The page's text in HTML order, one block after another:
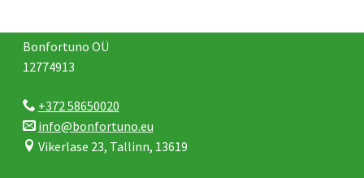
Bonfortuno OÜ
12774913
+372 58650020
info@bonfortuno.eu
Vikerlase 23, Tallinn, 13619